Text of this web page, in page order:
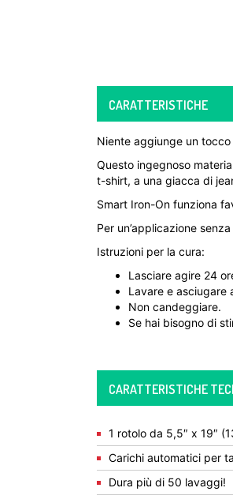
CARATTERISTICHE
Niente aggiunge un
Questo ingegnoso
t-shirt, a una giacca di
Smart Iron-On funziona
Per un’applicazione
Istruzioni per la cura:
Lasciare agire 24
Lavare e asciugare
Non candeggiare.
Se hai bisogno di
CARATTERISTICHE
1 rotolo da 5,5″ x 19″
Carichi automatici per
Dura più di 50 lavaggi!